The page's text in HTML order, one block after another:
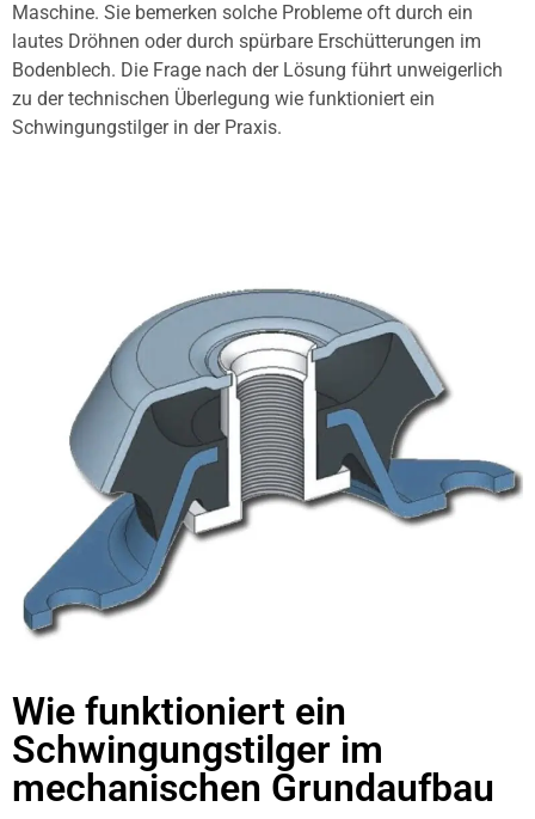
Maschine. Sie bemerken solche Probleme oft durch ein
lautes Dröhnen oder durch spürbare Erschütterungen im
Bodenblech. Die Frage nach der Lösung führt unweigerlich
zu der technischen Überlegung wie funktioniert ein
Schwingungstilger in der Praxis.
Wie funktioniert ein
Schwingungstilger im
mechanischen Grundaufbau